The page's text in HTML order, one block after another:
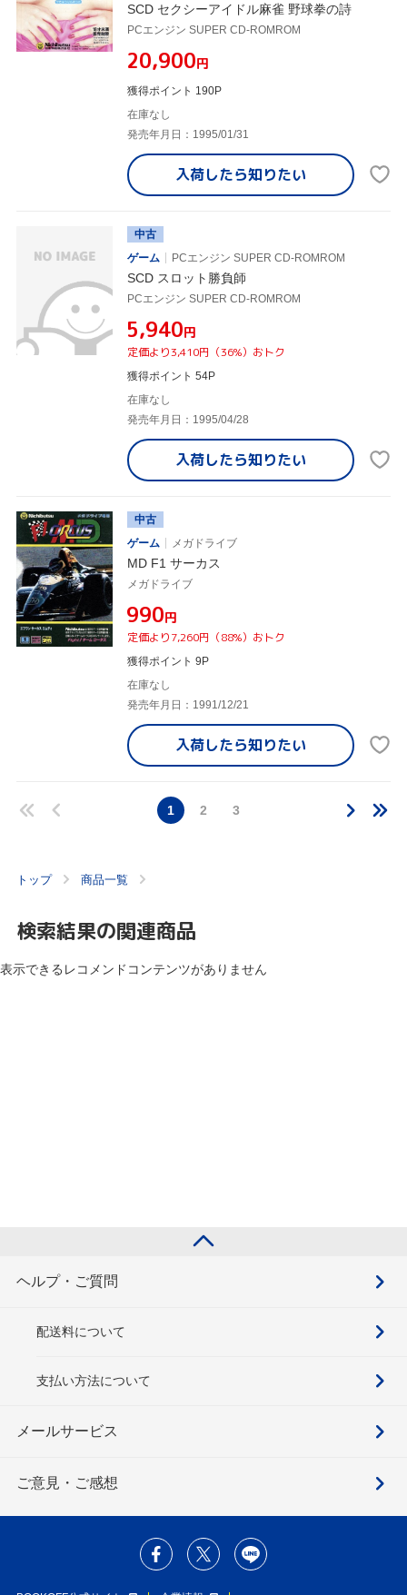
SCD セクシーアイドル麻雀 野球拳の詩
PCエンジン SUPER CD-ROMROM
¥20,900円
獲得ポイント 190P
在庫なし
発売年月日：1995/01/31
入荷したら知りたい
中古
ゲーム
PCエンジン SUPER CD-ROMROM
SCD スロット勝負師
PCエンジン SUPER CD-ROMROM
¥5,940円
定価より3,410円（36%）おトク
獲得ポイント 54P
在庫なし
発売年月日：1995/04/28
入荷したら知りたい
中古
ゲーム
メガドライブ
MD F1 サーカス
メガドライブ
¥990円
定価より7,260円（88%）おトク
獲得ポイント 9P
在庫なし
発売年月日：1991/12/21
入荷したら知りたい
1 2 3
トップ 商品一覧
検索結果の関連商品
表示できるレコメンドコンテンツがありません
ヘルプ・ご質問
配送料について
支払い方法について
メールサービス
ご意見・ご感想